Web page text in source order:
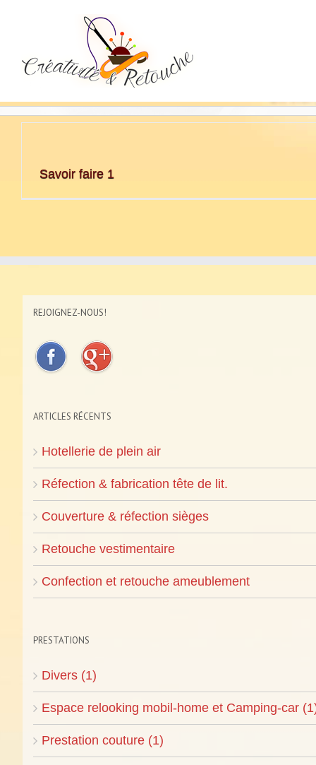
Savoir faire 1
REJOIGNEZ-NOUS!
ARTICLES RÉCENTS
Hotellerie de plein air
Réfection & fabrication tête de lit.
Couverture & réfection sièges
Retouche vestimentaire
Confection et retouche ameublement
PRESTATIONS
Divers (1)
Espace relooking mobil-home et Camping-car
Prestation couture (1)